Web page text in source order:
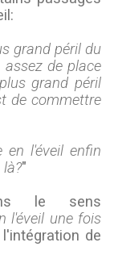
grand péril du
de place
grand péril
de commettre
en l'éveil enfin
"
le sens
l'éveil une fois
de